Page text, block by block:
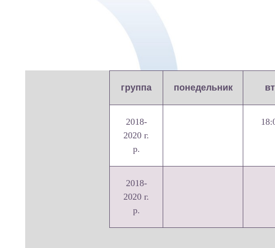
группа понедельник
2018-
2020 г.
р.
2018-
2020 г.
р.